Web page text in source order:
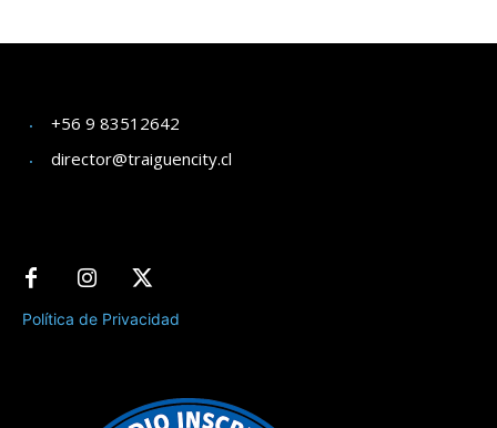
+56 9 83512642
director@traiguencity.cl
Política de Privacidad